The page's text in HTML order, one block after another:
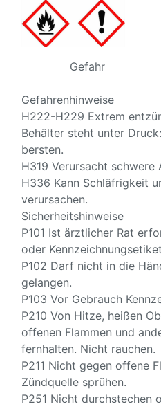
Gefahr
Gefahrenhinweise
H222-H229 Extrem
Behälter steht unter
bersten.
H319 Verursacht schwere
H336 Kann Schläfrigkeit
verursachen.
Sicherheitshinweise
P101 Ist ärztlicher Rat
oder
P102 Darf nicht in die
gelangen.
P103 Vor Gebrauch
P210 Von Hitze, heißen
offenen Flammen und
fernhalten. Nicht rauchen.
P211 Nicht gegen offene
Zündquelle sprühen.
P251 Nicht durchstechen